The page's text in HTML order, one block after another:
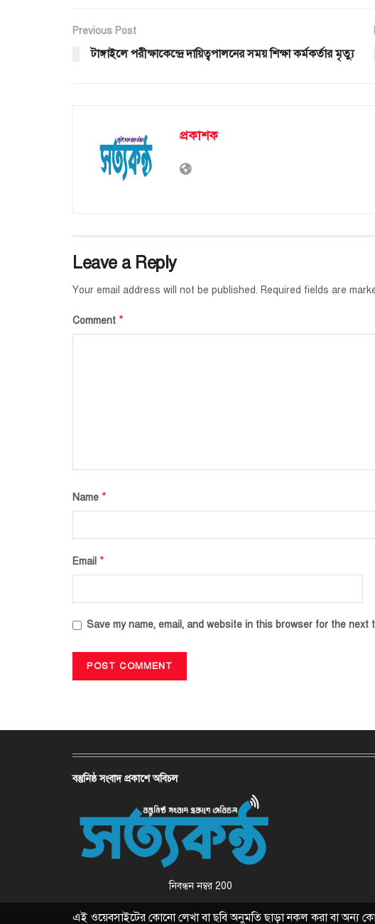
Previous Post
টাঙ্গাই‌লে পরীক্ষাকেন্দ্রে দায়িত্বপালনের সময় শিক্ষা কর্মকর্তার মৃত্যু
প্রকাশক
Leave a Reply
Your email address will not be published. Required fields are
Comment *
Name *
Email *
Save my name, email, and website in this browser for the next
বস্তুনিষ্ঠ সংবাদ প্রকাশে অবিচল
নিবন্ধন নম্বর 200
এই ওয়েবসাইটের কোনো লেখা বা ছবি অনুমতি ছাড়া নকল করা বা অন্য